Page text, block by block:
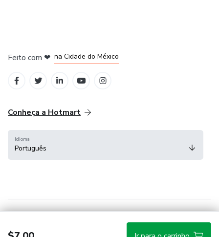
Feito com ❤ na Cidade do México
Conheça a Hotmart
Idioma
Português